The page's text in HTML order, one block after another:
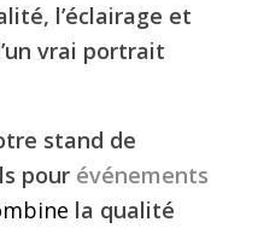
l’éclairage et
vrai portrait
stand de
pour événements
la qualité